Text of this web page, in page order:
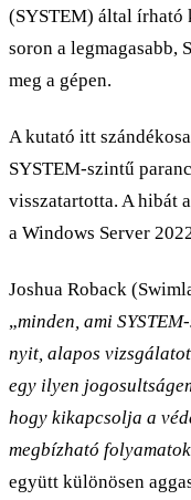
(SYSTEM) által írható
soron a legmagasabb,
meg a gépen.
A kutató itt
SYSTEM-szintű
visszatartotta. A hibát
a Windows Server
Joshua Roback
„minden, ami
nyit, alapos
egy ilyen
hogy kikapcsolja a
megbízható
együtt különösen